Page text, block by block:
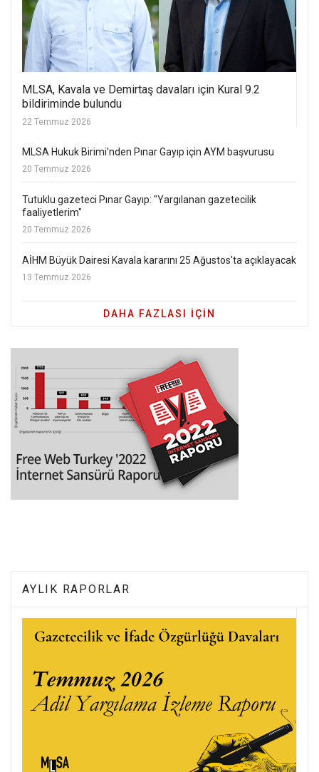
MLSA, Kavala ve Demirtaş davaları için Kural 9.2
bildiriminde bulundu
22 Temmuz 2026
MLSA Hukuk Birimi'nden Pınar Gayıp için AYM başvurusu
20 Temmuz 2026
Tutuklu gazeteci Pınar Gayıp: "Yargılanan gazetecilik
faaliyetlerim"
20 Temmuz 2026
AİHM Büyük Dairesi Kavala kararını 25 Ağustos'ta açıklayacak
13 Temmuz 2026
DAHA FAZLASI IÇIN
AYLIK RAPORLAR